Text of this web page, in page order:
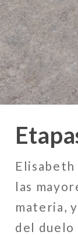
Elisabeth
las
materia,
del duelo